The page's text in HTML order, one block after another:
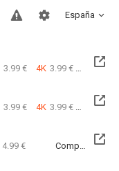
España
3.99 € 4K 3.99 €
3.99 € 4K 3.99 €
4.99 € Compra: SD